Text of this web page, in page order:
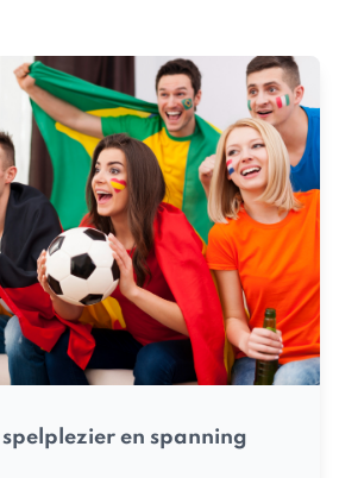
spelplezier en spanning